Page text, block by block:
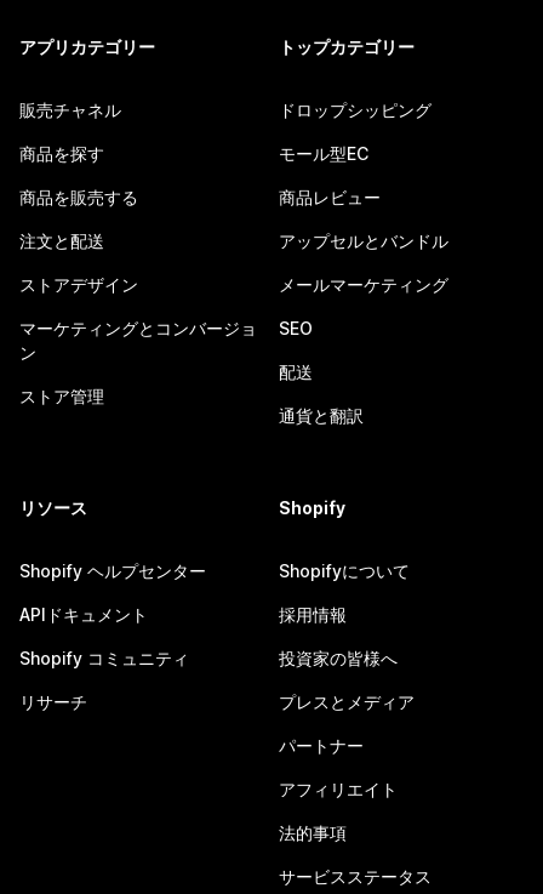
アプリカテゴリー
販売チャネル
商品を探す
商品を販売する
注文と配送
ストアデザイン
マーケティングとコンバージョ
ン
ストア管理
トップカテゴリー
ドロップシッピング
モール型EC
商品レビュー
アップセルとバンドル
メールマーケティング
SEO
配送
通貨と翻訳
リソース
Shopify ヘルプセンター
APIドキュメント
Shopify コミュニティ
リサーチ
Shopify
Shopifyについて
採用情報
投資家の皆様へ
プレスとメディア
パートナー
アフィリエイト
法的事項
サービスステータス